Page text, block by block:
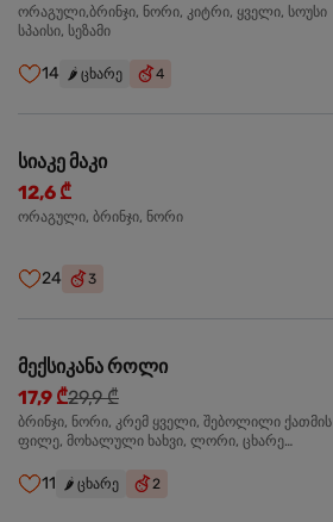
ორაგული,ბრინჯი, ნორი, კიტრი, ყველი, სოუსი
სპაისი, სეზამი
14 🌶️ ცხარე 4
სიაკე მაკი
12,6 ₾
ორაგული, ბრინჯი, ნორი
24 3
მექსიკანა როლი
17,9 ₾29,9 ₾
ბრინჯი, ნორი, კრემ ყველი, შებოლილი ქათმის
ფილე, მოხალული ხახვი, ლორი, ცხარე
11 🌶️ ცხარე 2